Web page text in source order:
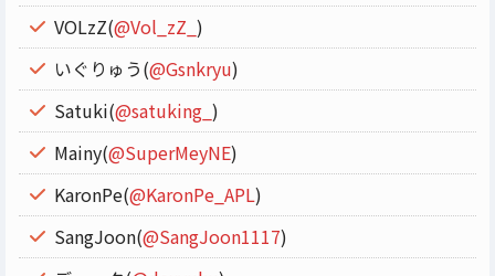
VOLzZ(@Vol_zZ_ )
いぐりゅう(@Gsnkryu)
Satuki(@satuking_ )
Mainy(@SuperMeyNE)
KaronPe(@KaronPe_APL)
SangJoon(@SangJoon1117)